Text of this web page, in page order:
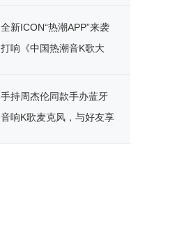
全新ICON“热潮APP”来袭
打响《中国热潮音K歌大
手持周杰伦同款手办蓝牙
音响K歌麦克风，与好友享